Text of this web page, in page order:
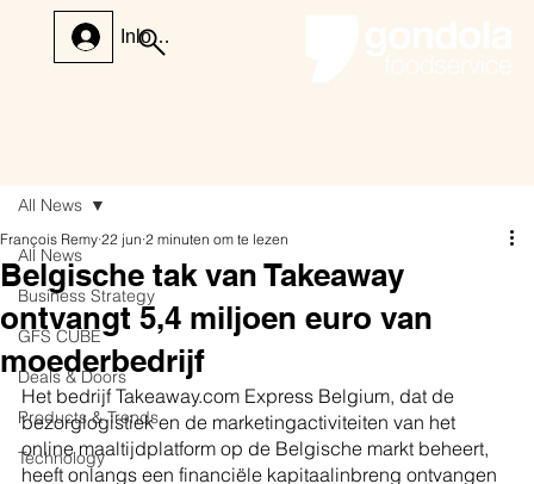
Inloggen
All News
Business Strategy
GFS CUBE
Deals & Doors
Products & Trends
Technology
All News
Belgische tak van Takeaway
ontvangt 5,4 miljoen euro van
moederbedrijf
François Remy 22 jun 2 minuten om te lezen
Het bedrijf Takeaway.com Express Belgium, dat de
bezorglogistiek en de marketingactiviteiten van het
online maaltijdplatform op de Belgische markt beheert,
heeft onlangs een financiële kapitaalinbreng ontvangen